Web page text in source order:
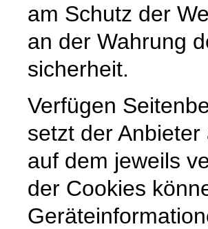
am Schutz der
an der Wahrung
sicherheit.
Verfügen
setzt der
auf dem jeweils
der Cookies